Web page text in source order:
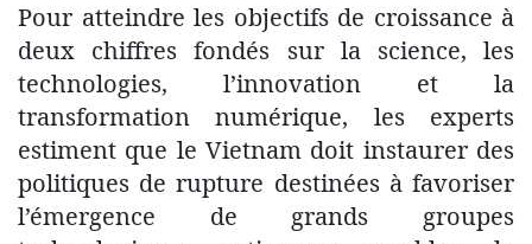
Pour atteindre les objectifs de croissance à
deux chiffres fondés sur la science, les
technologies, l’innovation et la
transformation numérique, les experts
estiment que le Vietnam doit instaurer des
politiques de rupture destinées à favoriser
l’émergence de grands groupes